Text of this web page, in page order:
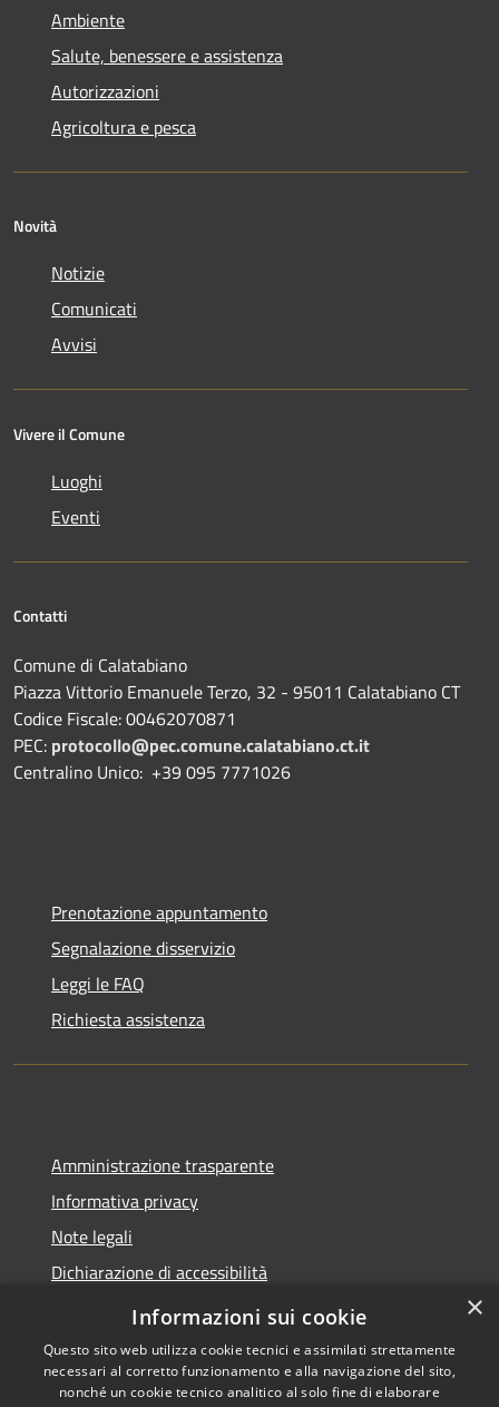
Ambiente
Salute, benessere e assistenza
Autorizzazioni
Agricoltura e pesca
Novità
Notizie
Comunicati
Avvisi
Vivere il Comune
Luoghi
Eventi
Contatti
Comune di Calatabiano
Piazza Vittorio Emanuele Terzo, 32 - 95011 Calatabiano CT
Codice Fiscale: 00462070871
PEC: protocollo@pec.comune.calatabiano.ct.it
Centralino Unico: +39 095 7771026
Prenotazione appuntamento
Segnalazione disservizio
Leggi le FAQ
Richiesta assistenza
Amministrazione trasparente
Informativa privacy
Note legali
Dichiarazione di accessibilità
Sito web precedente
×
Informazioni sui cookie
Questo sito web utilizza cookie tecnici e assimilati strettamente
necessari al corretto funzionamento e alla navigazione del sito,
nonché un cookie tecnico analitico al solo fine di elaborare